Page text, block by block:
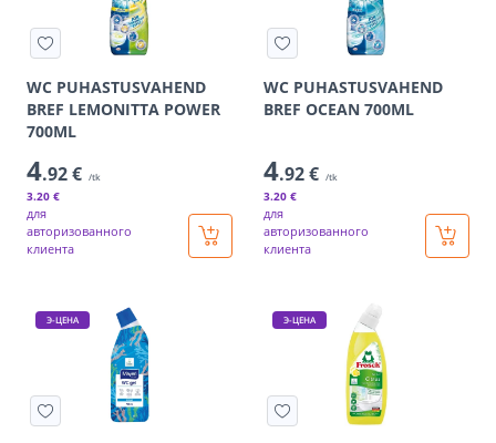
WC PUHASTUSVAHEND
BREF LEMONITTA POWER
700ML
4.92 € /tk
3.20 €
для
авторизованного
клиента
WC PUHASTUSVAHEND
BREF OCEAN 700ML
4.92 € /tk
3.20 €
для
авторизованного
клиента
Э-ЦЕНА Э-ЦЕНА